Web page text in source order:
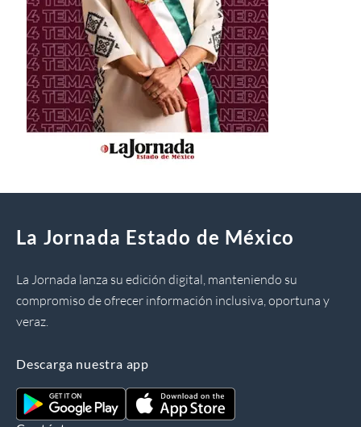
La Jornada Estado de México
La Jornada lanza su edición digital, manteniendo su
compromiso de ofrecer información inclusiva, oportuna y
veraz.
Descarga nuestra app